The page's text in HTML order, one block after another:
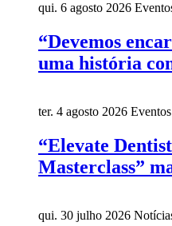
qui. 6 agosto 2026
“Devemos
uma história
ter. 4 agosto 2026 Eventos
“Elevate
Masterclass”
qui. 30 julho 2026